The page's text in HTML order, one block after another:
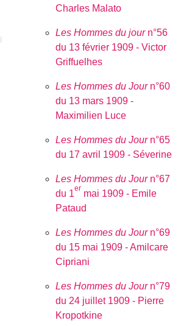
Charles Malato
Les Hommes du journ°56
du 13 février 1909 - Victor
Griffuelhes
Les Hommes du Journ°60
du 13 mars 1909 -
Maximilien Luce
Les Hommes du Journ°65
du 17 avril 1909 - Séverine
Les Hommes du Journ°67
du 1
er
mai 1909 - Emile
Pataud
Les Hommes du Journ°69
du 15 mai 1909 - Amilcare
Cipriani
Les Hommes du Journ°79
du 24 juillet 1909 - Pierre
Kropotkine